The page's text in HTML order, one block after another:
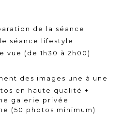
de la séance
séance lifestyle
vue (de 1h30 à 2h00)
des images une à une
en haute qualité +
galerie privée
(50 photos minimum)